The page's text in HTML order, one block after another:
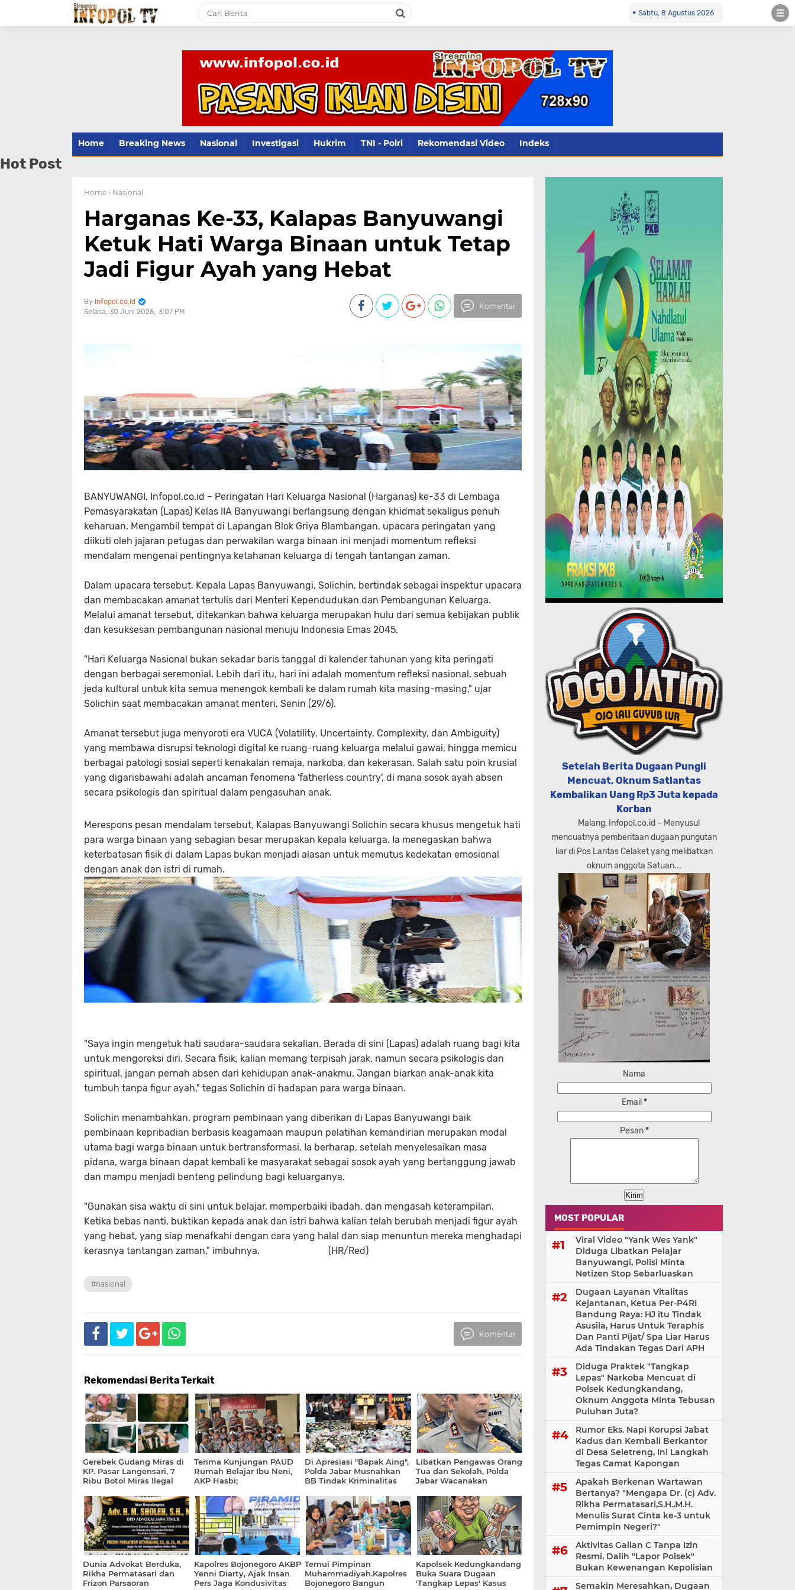
Sabtu, 8 Agustus 2026
Home Breaking News Nasional Investigasi Hukrim TNI - Polri Rekomendasi Video Indeks
Hot Post
Home › Nasional
Harganas Ke-33, Kalapas Banyuwangi
Ketuk Hati Warga Binaan untuk Tetap
Jadi Figur Ayah yang Hebat
Infopol.co.id
Selasa, 30 Juni 2026 3:07 PM
Komentar
BANYUWANGI, Infopol.co.id – Peringatan Hari Keluarga Nasional (Harganas) ke-33 di Lembaga
Pemasyarakatan (Lapas) Kelas IIA Banyuwangi berlangsung dengan khidmat sekaligus penuh
keharuan. Mengambil tempat di Lapangan Blok Griya Blambangan, upacara peringatan yang
diikuti oleh jajaran petugas dan perwakilan warga binaan ini menjadi momentum refleksi
mendalam mengenai pentingnya ketahanan keluarga di tengah tantangan zaman.
Dalam upacara tersebut, Kepala Lapas Banyuwangi, Solichin, bertindak sebagai inspektur upacara
dan membacakan amanat tertulis dari Menteri Kependudukan dan Pembangunan Keluarga.
Melalui amanat tersebut, ditekankan bahwa keluarga merupakan hulu dari semua kebijakan publik
dan kesuksesan pembangunan nasional menuju Indonesia Emas 2045.
"Hari Keluarga Nasional bukan sekadar baris tanggal di kalender tahunan yang kita peringati
dengan berbagai seremonial. Lebih dari itu, hari ini adalah momentum refleksi nasional, sebuah
jeda kultural untuk kita semua menengok kembali ke dalam rumah kita masing-masing," ujar
Solichin saat membacakan amanat menteri, Senin (29/6).
Amanat tersebut juga menyoroti era VUCA (Volatility, Uncertainty, Complexity, dan Ambiguity)
yang membawa disrupsi teknologi digital ke ruang-ruang keluarga melalui gawai, hingga memicu
berbagai patologi sosial seperti kenakalan remaja, narkoba, dan kekerasan. Salah satu poin krusial
yang digarisbawahi adalah ancaman fenomena 'fatherless country', di mana sosok ayah absen
secara psikologis dan spiritual dalam pengasuhan anak.
Merespons pesan mendalam tersebut, Kalapas Banyuwangi Solichin secara khusus mengetuk hati
para warga binaan yang sebagian besar merupakan kepala keluarga. Ia menegaskan bahwa
keterbatasan fisik di dalam Lapas bukan menjadi alasan untuk memutus kedekatan emosional
dengan anak dan istri di rumah.
"Saya ingin mengetuk hati saudara-saudara sekalian. Berada di sini (Lapas) adalah ruang bagi kita
untuk mengoreksi diri. Secara fisik, kalian memang terpisah jarak, namun secara psikologis dan
spiritual, jangan pernah absen dari kehidupan anak-anakmu. Jangan biarkan anak-anak kita
tumbuh tanpa figur ayah," tegas Solichin di hadapan para warga binaan.
Solichin menambahkan, program pembinaan yang diberikan di Lapas Banyuwangi baik
pembinaan kepribadian berbasis keagamaan maupun pelatihan kemandirian merupakan modal
utama bagi warga binaan untuk bertransformasi. Ia berharap, setelah menyelesaikan masa
pidana, warga binaan dapat kembali ke masyarakat sebagai sosok ayah yang bertanggung jawab
dan mampu menjadi benteng pelindung bagi keluarganya.
"Gunakan sisa waktu di sini untuk belajar, memperbaiki ibadah, dan mengasah keterampilan.
Ketika bebas nanti, buktikan kepada anak dan istri bahwa kalian telah berubah menjadi figur ayah
yang hebat, yang siap menafkahi dengan cara yang halal dan siap menuntun mereka menghadapi
kerasnya tantangan zaman," imbuhnya. (HR/Red)
#nasional
Komentar
Rekomendasi Berita Terkait
Gerebek Gudang Miras di
KP. Pasar Langensari, 7
Ribu Botol Miras Ilegal
Bekuk Satreskrim Polresta
Bandung
Terima Kunjungan PAUD
Rumah Belajar Ibu Neni,
AKP Hasbi;
Di Apresiasi "Bapak Aing",
Polda Jabar Musnahkan
BB Tindak Kriminalitas
2026
Libatkan Pengawas Orang
Tua dan Sekolah, Polda
Jabar Wacanakan
Malam Bagi Anak-anak
Dunia Advokat Berduka,
Rikha Permatasari dan
Frizon Parsaoran
Kapolres Bojonegoro AKBP
Yenni Diarty, Ajak Insan
Pers Jaga Kondusivitas
Temui Pimpinan
Muhammadiyah.Kapolres
Bojonegoro Bangun
Kapolsek Kedungkandang
Buka Suara Dugaan
'Tangkap Lepas' Kasus
Setelah Berita Dugaan Pungli
Mencuat, Oknum Satlantas
Kembalikan Uang Rp3 Juta kepada
Korban
Malang, Infopol.co.id – Menyusul
mencuatnya pemberitaan dugaan pungutan
liar di Pos Lantas Celaket yang melibatkan
oknum anggota Satuan...
Nama
Email *
Pesan*
MOST POPULAR
Viral Video "Yank Wes Yank"
Diduga Libatkan Pelajar
Banyuwangi, Polisi Minta
Netizen Stop Sebarluaskan
Dugaan Layanan Vitalitas
Kejantanan, Ketua Per-P4RI
Bandung Raya: HJ itu Tindak
Asusila, Harus Untuk Teraphis
Dan Panti Pijat/ Spa Liar Harus
Ada Tindakan Tegas Dari APH
Diduga Praktek "Tangkap
Lepas" Narkoba Mencuat di
Polsek Kedungkandang,
Oknum Anggota Minta Tebusan
Puluhan Juta?
Rumor Eks. Napi Korupsi Jabat
Kadus dan Kembali Berkantor
di Desa Seletreng, Ini Langkah
Tegas Camat Kapongan
Apakah Berkenan Wartawan
Bertanya? "Mengapa Dr. (c) Adv.
Rikha Permatasari,S.H.,M.H.
Menulis Surat Cinta ke-3 untuk
Pemimpin Negeri?"
Aktivitas Galian C Tanpa Izin
Resmi, Dalih "Lapor Polsek"
Bukan Kewenangan Kepolisian
Semakin Meresahkan, Dugaan